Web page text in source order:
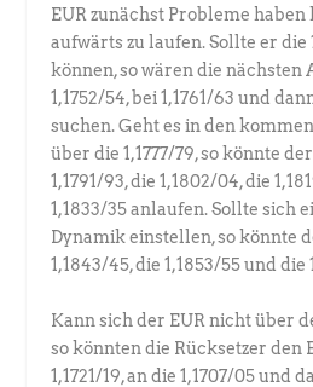
EUR zunächst Probleme
aufwärts zu laufen. Sollte er die
können, so wären die nächsten
1,1752/54, bei 1,1761/63 und
suchen. Geht es in den
über die 1,1777/79, so könnte
1,1791/93, die 1,1802/04, die
1,1833/35 anlaufen. Sollte sich
Dynamik einstellen, so könnte
1,1843/45, die 1,1853/55 und
Kann sich der EUR nicht über
so könnten die Rücksetzer den
1,1721/19, an die 1,1707/05 und